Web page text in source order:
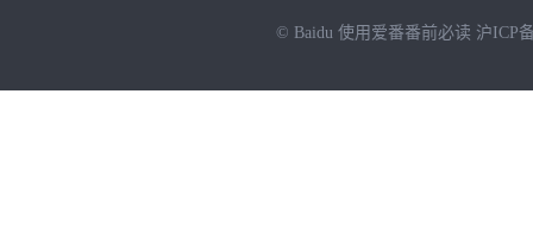
© Baidu 使用爱番番前必读 沪ICP